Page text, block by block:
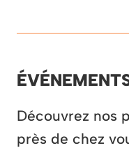
Découvrez nos
près de chez